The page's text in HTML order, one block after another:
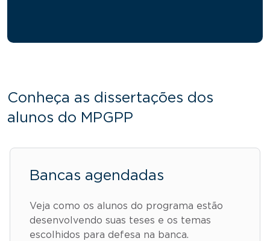
Conheça as dissertações dos
alunos do MPGPP
Bancas agendadas
Veja como os alunos do programa estão
desenvolvendo suas teses e os temas
escolhidos para defesa na banca.